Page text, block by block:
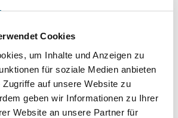
Cookies
um Inhalte und Anzeigen zu
für soziale Medien anbieten
auf unsere Website zu
geben wir Informationen zu Ihrer
Website an unsere Partner für
ZWISCHENFALL
pinseln schon an der Lösung und
so schnell wie möglich beheben.
Zwischenzeit unseren Online-Shop
Sie sich inspirieren.